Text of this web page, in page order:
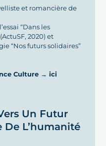
et romancière de
“Dans les
2020) et
“Nos futurs solidaires”
Culture → ici
Un Futur
De L’humanité